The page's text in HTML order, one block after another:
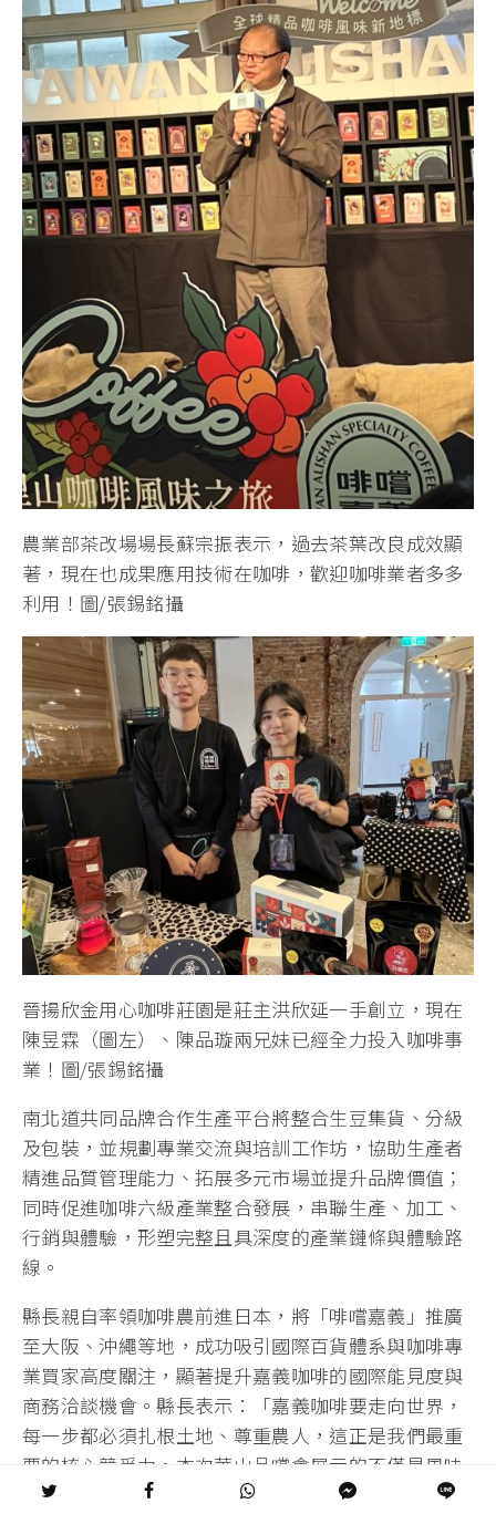
農業部茶改場場長蘇宗振表示，過去茶葉改良成效顯
著，現在也成果應用技術在咖啡，歡迎咖啡業者多多
利用！圖/張錫銘攝
晉揚欣金用心咖啡莊園是莊主洪欣延一手創立，現在
陳昱霖（圖左）、陳品璇兩兄妹已經全力投入咖啡事
業！圖/張錫銘攝
南北道共同品牌合作生產平台將整合生豆集貨、分級
及包裝，並規劃專業交流與培訓工作坊，協助生產者
精進品質管理能力、拓展多元市場並提升品牌價值；
同時促進咖啡六級產業整合發展，串聯生產、加工、
行銷與體驗，形塑完整且具深度的產業鏈條與體驗路
線。
縣長親自率領咖啡農前進日本，將「啡嚐嘉義」推廣
至大阪、沖繩等地，成功吸引國際百貨體系與咖啡專
業買家高度關注，顯著提升嘉義咖啡的國際能見度與
商務洽談機會。縣長表示：「嘉義咖啡要走向世界，
每一步都必須扎根土地、尊重農人，這正是我們最重
要的核心競爭力。本次華山品嚐會展示的不僅是風味
層次多元的咖啡，更是一套專業品質標準與品牌價值